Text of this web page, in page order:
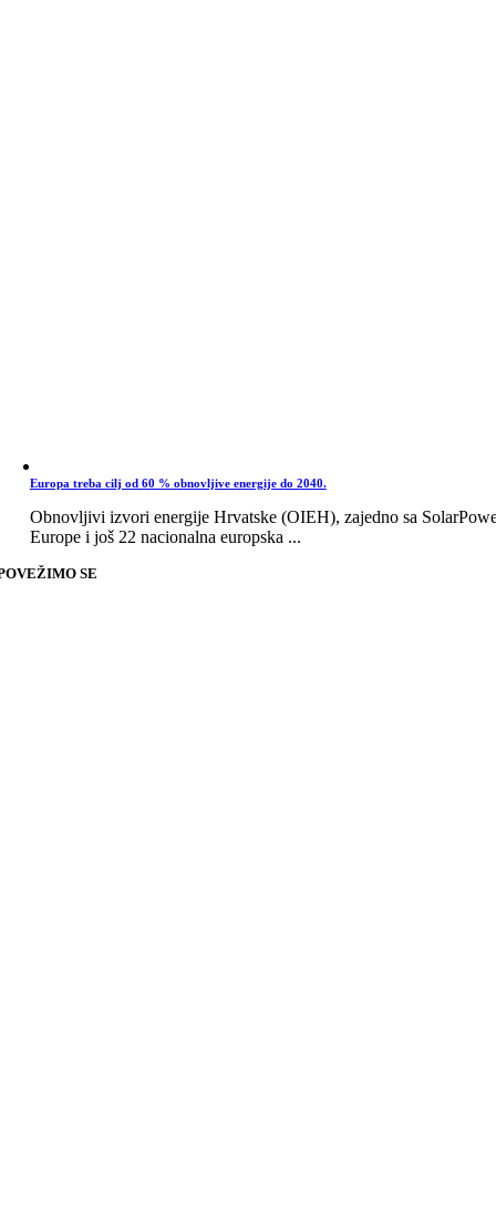
Europa treba cilj od 60 % obnovljive energije do 2040.
Obnovljivi izvori energije Hrvatske (OIEH), zajedno sa
Europe i još 22 nacionalna europska ...
SE